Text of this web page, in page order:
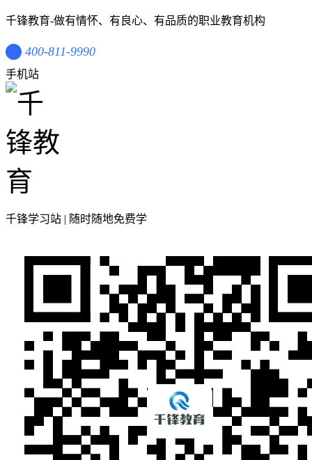
千锋教育-做有情怀、有良心、有品质的职业教育机构
400-811-9990
手机站
千锋学习站 | 随时随地免费学